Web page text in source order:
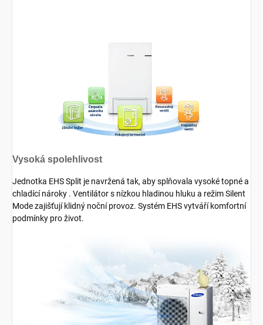
Vysoká spolehlivost
Jednotka EHS Split je navržená tak, aby splňovala vysoké topné a
chladící nároky . Ventilátor s nízkou hladinou hluku a režim Silent
Mode zajišťují klidný noční provoz. Systém EHS vytváří komfortní
podmínky pro život.